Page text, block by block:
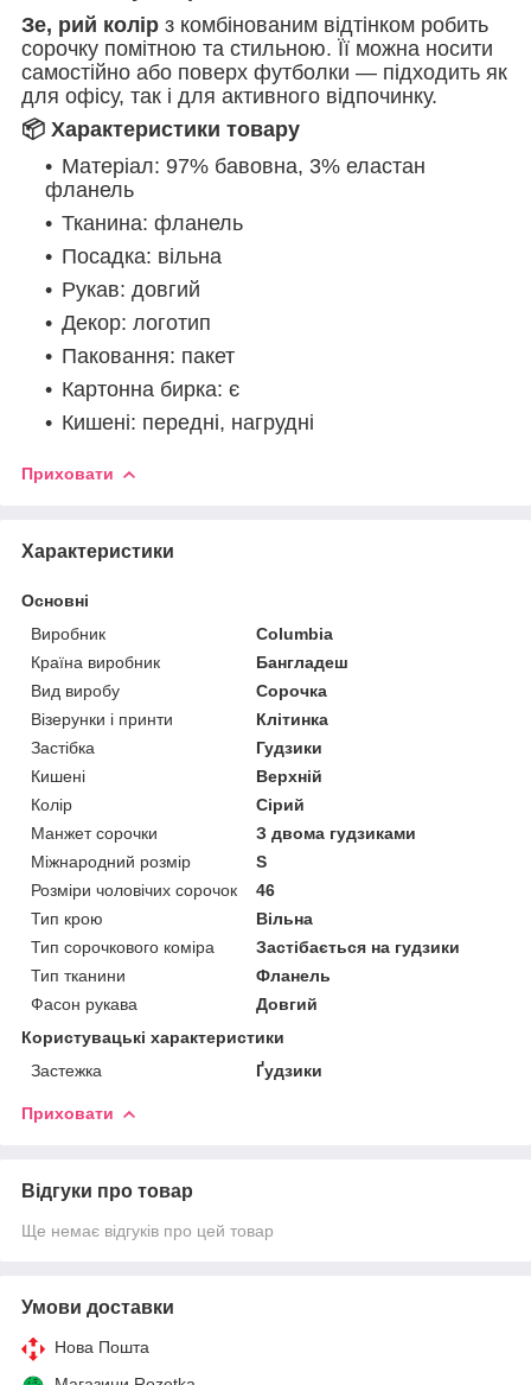
Зе, рий колір з комбінованим відтінком робить
сорочку помітною та стильною. Її можна носити
самостійно або поверх футболки — підходить як
для офісу, так і для активного відпочинку.
📦 Характеристики товару
Матеріал: 97% бавовна, 3% еластан
фланель
Тканина: фланель
Посадка: вільна
Рукав: довгий
Декор: логотип
Паковання: пакет
Картонна бирка: є
Кишені: передні, нагрудні
Приховати
Характеристики
Основні
Виробник
Columbia
Країна виробник
Бангладеш
Вид виробу
Сорочка
Візерунки і принти
Клітинка
Застібка
Гудзики
Кишені
Верхній
Колір
Сірий
Манжет сорочки
З двома гудзиками
Міжнародний розмір
S
Розміри чоловічих сорочок
46
Тип крою
Вільна
Тип сорочкового коміра
Застібається на гудзики
Тип тканини
Фланель
Фасон рукава
Довгий
Користувацькі характеристики
Застежка
Ґудзики
Приховати
Відгуки про товар
Ще немає відгуків про цей товар
Умови доставки
Нова Пошта